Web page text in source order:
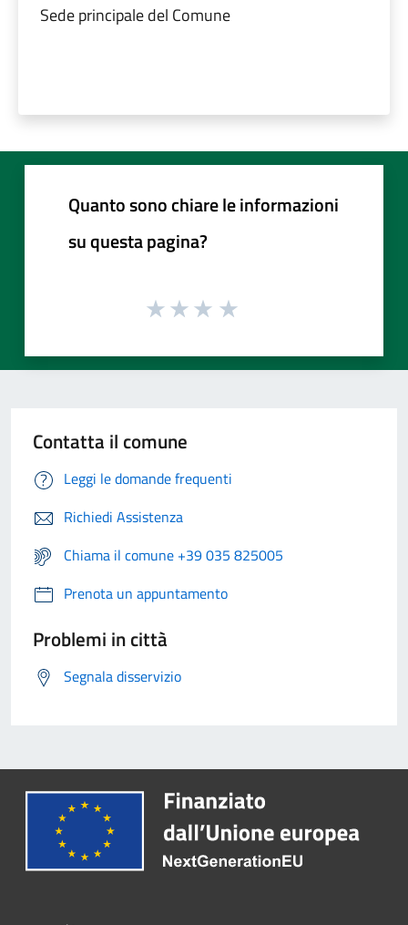
Sede principale del Comune
Quanto sono chiare le informazioni
su questa pagina?
Contatta il comune
Leggi le domande frequenti
Richiedi Assistenza
Chiama il comune +39 035 825005
Prenota un appuntamento
Problemi in città
Segnala disservizio